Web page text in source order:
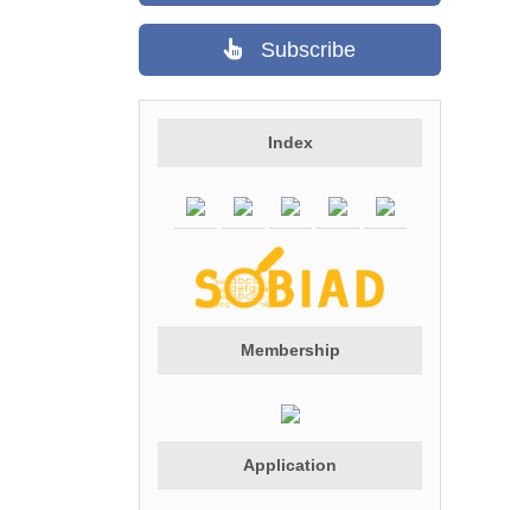
Subscribe
Index
Membership
Application